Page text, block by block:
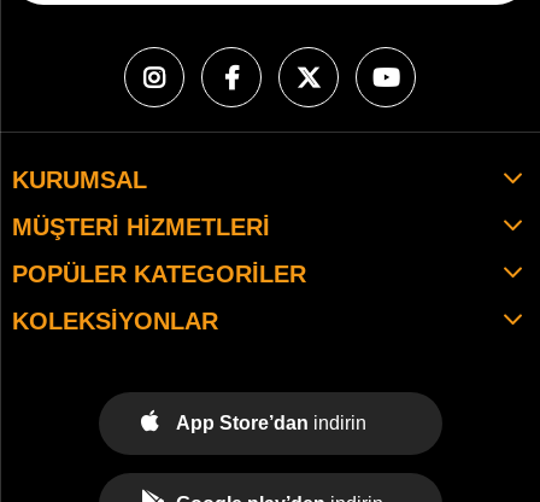
KURUMSAL
MÜŞTERI HIZMETLERI
POPÜLER KATEGORILER
KOLEKSIYONLAR
App Store’dan indirin